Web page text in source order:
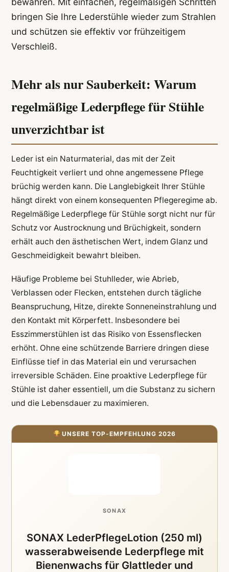
bringen Sie Ihre Lederstühle wieder zum Strahlen
und schützen sie effektiv vor frühzeitigem
Verschleiß.
Mehr als nur Sauberkeit: Warum
regelmäßige Lederpflege für Stühle
unverzichtbar ist
Leder ist ein Naturmaterial, das mit der Zeit
Feuchtigkeit verliert und ohne angemessene Pflege
brüchig werden kann. Die Langlebigkeit Ihrer Stühle
hängt direkt von einem konsequenten Pflegeregime ab.
Regelmäßige Lederpflege für Stühle sorgt nicht nur für
Schutz vor Austrocknung und Brüchigkeit, sondern
erhält auch den ästhetischen Wert, indem Glanz und
Geschmeidigkeit bewahrt bleiben.
Häufige Probleme bei Stuhlleder, wie Abrieb,
Verblassen oder Flecken, entstehen durch tägliche
Beanspruchung, Hitze, direkte Sonneneinstrahlung und
den Kontakt mit Körperfett. Insbesondere bei
Esszimmerstühlen ist das Risiko von Essensflecken
erhöht. Ohne eine schützende Barriere dringen diese
Einflüsse tief in das Material ein und verursachen
irreversible Schäden. Eine proaktive Lederpflege für
Stühle ist daher essentiell, um die Substanz zu sichern
und die Lebensdauer zu maximieren.
UNSERE TOP-EMPFEHLUNG 2026
SONAX
SONAX LederPflegeLotion (250 ml)
wasserabweisende Lederpflege mit
Bienenwachs für Glattleder und